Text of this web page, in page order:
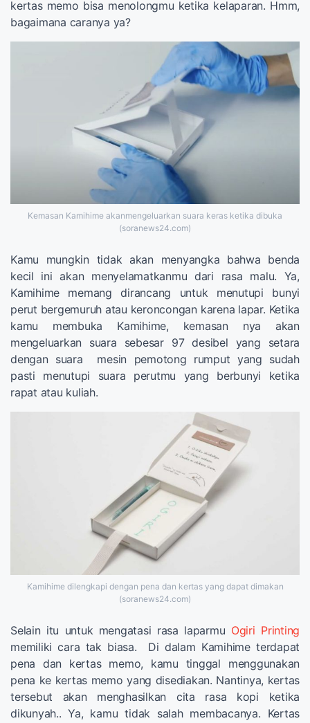
kertas memo bisa menolongmu ketika kelaparan. Hmm,
bagaimana caranya ya?
Kemasan Kamihime akanmengeluarkan suara keras ketika dibuka
(soranews24.com)
Kamu mungkin tidak akan menyangka bahwa benda
kecil ini akan menyelamatkanmu dari rasa malu. Ya,
Kamihime memang dirancang untuk menutupi bunyi
perut bergemuruh atau keroncongan karena lapar. Ketika
kamu membuka Kamihime, kemasan nya akan
mengeluarkan suara sebesar 97 desibel yang setara
dengan suara mesin pemotong rumput yang sudah
pasti menutupi suara perutmu yang berbunyi ketika
rapat atau kuliah.
Kamihime dilengkapi dengan pena dan kertas yang dapat dimakan
(soranews24.com)
Selain itu untuk mengatasi rasa laparmu Ogiri Printing
memiliki cara tak biasa. Di dalam Kamihime terdapat
pena dan kertas memo, kamu tinggal menggunakan
pena ke kertas memo yang disediakan. Nantinya, kertas
tersebut akan menghasilkan cita rasa kopi ketika
dikunyah.. Ya, kamu tidak salah membacanya. Kertas